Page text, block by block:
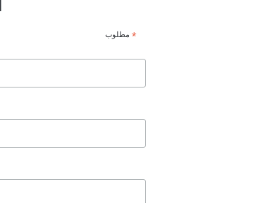
* مطلوب